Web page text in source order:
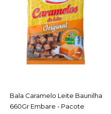
ACESSAR
Bala Caramelo Leite Baunilha
660Gr Embare - Pacote